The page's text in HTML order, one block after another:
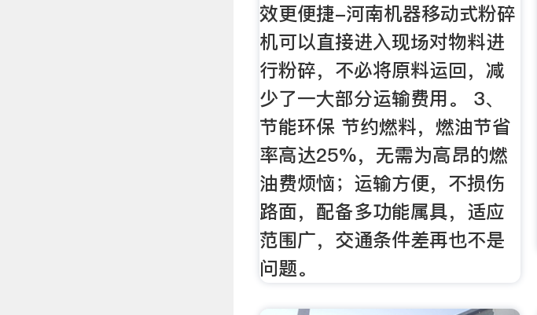
效更便捷-河南机器移动式粉碎
机可以直接进入现场对物料进
行粉碎，不必将原料运回，减
少了一大部分运输费用。 3、
节能环保 节约燃料，燃油节省
率高达25%，无需为高昂的燃
油费烦恼；运输方便，不损伤
路面，配备多功能属具，适应
范围广，交通条件差再也不是
问题。